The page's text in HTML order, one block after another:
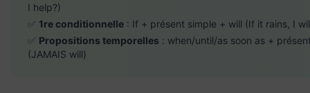
I help?)
✅ 1re conditionnelle : If + présent simple + will (If it rains, I
✅ Propositions temporelles : when/until/as soon as +
(JAMAIS will)